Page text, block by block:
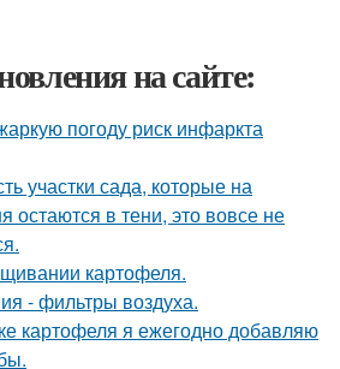
на сайте:
погоду риск инфаркта
участки сада, которые на
остаются в тени, это вовсе не
картофеля.
- фильтры воздуха.
картофеля я ежегодно добавляю